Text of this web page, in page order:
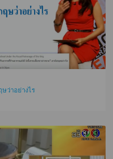
ว่าอย่างไร